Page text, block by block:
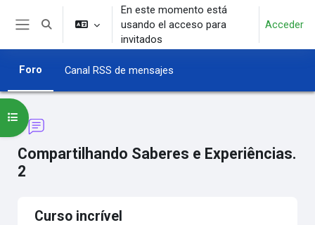
Salta al contenido principal
Selector de búsqueda de entrada
En este momento está
usando el acceso para
invitados
Acceder
Foro Canal RSS de mensajes
Compartilhando Saberes e Experiências.
2
Abrir índice del curso
Curso incrível